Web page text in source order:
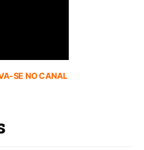
SE NO CANAL